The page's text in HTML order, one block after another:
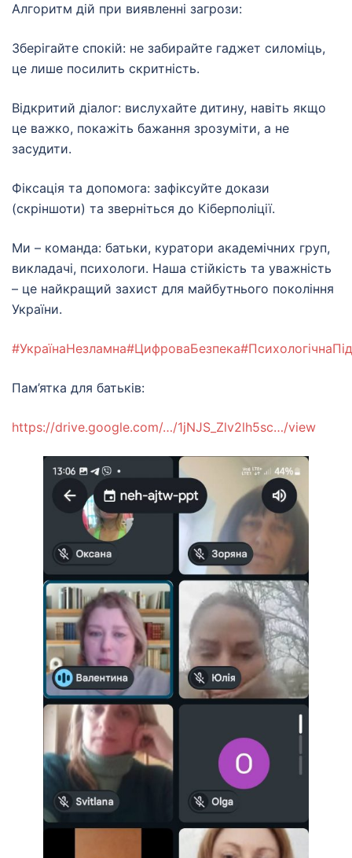
Алгоритм дій при виявленні загрози:
Зберігайте спокій: не забирайте гаджет силоміць,
це лише посилить скритність.
Відкритий діалог: вислухайте дитину, навіть якщо
це важко, покажіть бажання зрозуміти, а не
засудити.
Фіксація та допомога: зафіксуйте докази
(скріншоти) та зверніться до Кіберполіції.
Ми – команда: батьки, куратори академічних груп,
викладачі, психологи. Наша стійкість та уважність
– це найкращий захист для майбутнього покоління
України.
#УкраїнаНезламна#ЦифроваБезпека
Пам’ятка для батьків:
https://drive.google.com/…/1jNJS_Zlv2lh5sc…/view